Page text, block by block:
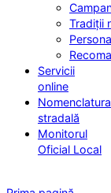
Tradiții
Servicii
online
Nomenclatura
stradală
Monitorul
Oficial Local